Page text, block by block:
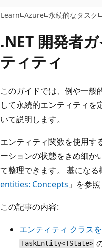
プ
Learn Azure 永続的なタスク
.NET 開発者
ティティ
このガイドでは、例や一般
して永続的エンティティを
いて説明します。
エンティティ関数を使用す
ーションの状態をきめ細か
て整理できます。 基にな
entities: Concepts 」を参
この記事の内容:
エンティティ クラス
TaskEntity<TState>